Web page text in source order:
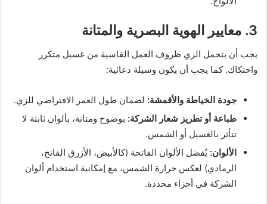
3. معايير الهوية البصرية والمتانة
يجب أن يتحمل الزي ظروف العمل القاسية من غسيل متكرر
واحتكاك. كما يجب أن يكون وسيلة دعائية:
جودة الخياطة والأقمشة: لضمان طول العمر الافتراضي للزي.
طباعة أو تطريز شعار الشركة: بوضوح ومتانة، بألوان ثابتة لا
تتأثر بالغسيل أو الشمس.
الألوان: يُفضل الألوان الفاتحة (كالأبيض، الأزرق الفاتح،
الرمادي) لعكس حرارة الشمس، مع إمكانية استخدام ألوان
الشركة في أجزاء محددة.